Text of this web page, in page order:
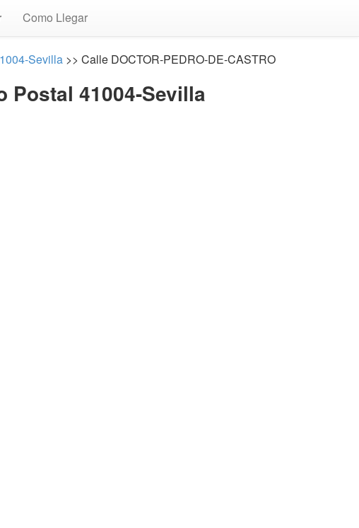
Como Llegar
Sevilla>> Calle DOCTOR-PEDRO-DE-CASTRO
Postal 41004-Sevilla